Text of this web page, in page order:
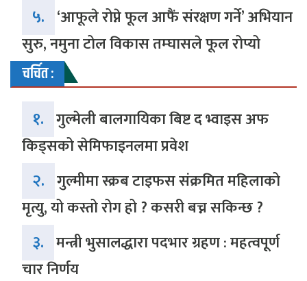
५. ‘आफूले रोप्ने फूल आफैं संरक्षण गर्ने’ अभियान
सुरु, नमुना टोल विकास तम्घासले फूल रोप्यो
चर्चित :
१. गुल्मेली बालगायिका बिष्ट द भ्वाइस अफ
किड्सको सेमिफाइनलमा प्रवेश
२. गुल्मीमा स्क्रब टाइफस संक्रमित महिलाको
मृत्यु, यो कस्तो रोग हो ? कसरी बच्न सकिन्छ ?
३. मन्त्री भुसालद्धारा पदभार ग्रहण : महत्वपूर्ण
चार निर्णय